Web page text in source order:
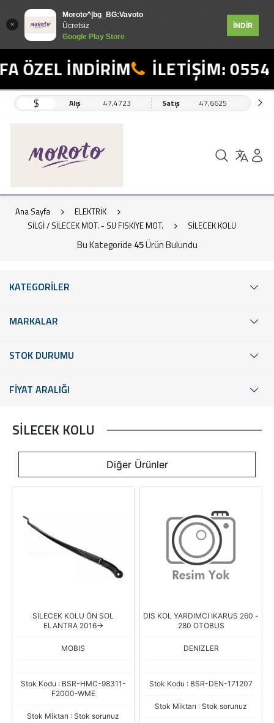
Moroto^|bg_BG:Vavoto
Ücretsiz
Google Play Store
İNDİR
İNDİRİM İLETİŞİM: 0554
$ Alış 47,4723 Satış 47,6625
Ana Sayfa
ELEKTRİK
SİLGİ / SİLECEK MOT. - SU FISKİYE MOT.
SİLECEK KOLU
Bu Kategoride 45Ürün Bulundu
KATEGORİLER
MARKALAR
STOK DURUMU
FİYAT ARALIĞI
SİLECEK KOLU
Diğer Ürünler
SİLECEK KOLU ÖN SOL
ELANTRA 2016->
MOBIS
Stok Kodu : BSR-HMC-98311-
F2000-WME
Stok Miktarı : Stok sorunuz
DIS KOL YARDIMCI IKARUS 260 -
280 OTOBUS
DENIZLER
Stok Kodu : BSR-DEN-171207
Stok Miktarı : Stok sorunuz